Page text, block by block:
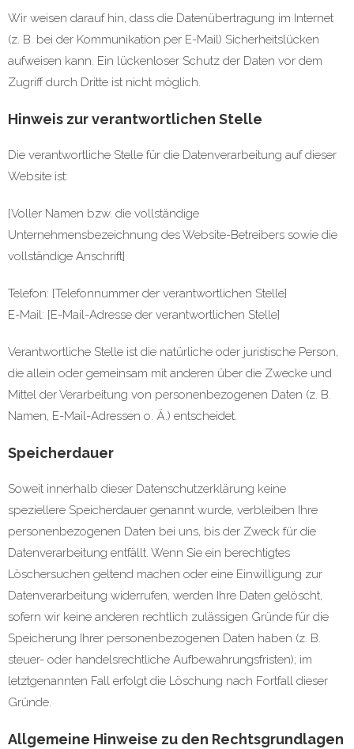
Wir weisen darauf hin, dass die Datenübertragung im Internet
(z. B. bei der Kommunikation per E-Mail) Sicherheitslücken
aufweisen kann. Ein lückenloser Schutz der Daten vor dem
Zugriff durch Dritte ist nicht möglich.
Hinweis zur verantwortlichen Stelle
Die verantwortliche Stelle für die Datenverarbeitung auf dieser
Website ist:
[Voller Namen bzw. die vollständige
Unternehmensbezeichnung des Website-Betreibers sowie die
vollständige Anschrift]
Telefon: [Telefonnummer der verantwortlichen Stelle]
E-Mail: [E-Mail-Adresse der verantwortlichen Stelle]
Verantwortliche Stelle ist die natürliche oder juristische Person,
die allein oder gemeinsam mit anderen über die Zwecke und
Mittel der Verarbeitung von personenbezogenen Daten (z. B.
Namen, E-Mail-Adressen o. Ä.) entscheidet.
Speicherdauer
Soweit innerhalb dieser Datenschutzerklärung keine
speziellere Speicherdauer genannt wurde, verbleiben Ihre
personenbezogenen Daten bei uns, bis der Zweck für die
Datenverarbeitung entfällt. Wenn Sie ein berechtigtes
Löschersuchen geltend machen oder eine Einwilligung zur
Datenverarbeitung widerrufen, werden Ihre Daten gelöscht,
sofern wir keine anderen rechtlich zulässigen Gründe für die
Speicherung Ihrer personenbezogenen Daten haben (z. B.
steuer- oder handelsrechtliche Aufbewahrungsfristen); im
letztgenannten Fall erfolgt die Löschung nach Fortfall dieser
Gründe.
Allgemeine Hinweise zu den Rechtsgrundlagen